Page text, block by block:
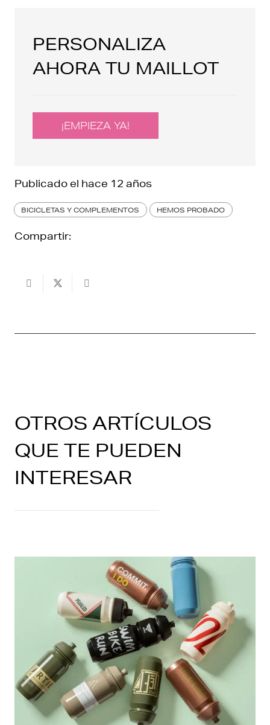
PERSONALIZA
AHORA TU MAILLOT
¡EMPIEZA YA!
Publicado el hace 12 años
BICICLETAS Y COMPLEMENTOS HEMOS PROBADO
Compartir:
OTROS ARTÍCULOS
QUE TE PUEDEN
INTERESAR